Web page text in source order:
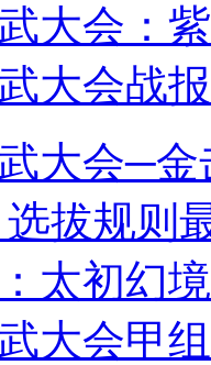
大会：
大会战
大会─
选拔规则
太初幻
大会甲